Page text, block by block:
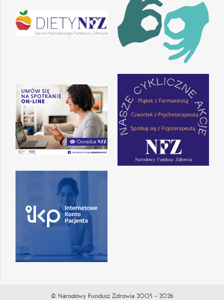
© Narodowy Fundusz Zdrowia 2005 - 2026